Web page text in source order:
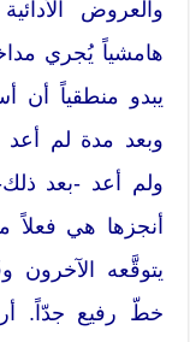
والعروض
هامشياً يُجري
يبدو منطقياً أن
وبعد مدة لم أعد
ولم أعد -بعد
أنجزها هي فعلاً
يتوقَّعه
خطّ رفيع جدّاً.